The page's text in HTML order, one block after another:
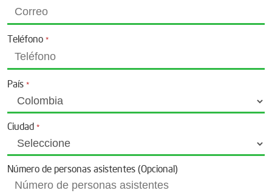
Teléfono *
País *
Ciudad *
Número de personas asistentes (Opcional)